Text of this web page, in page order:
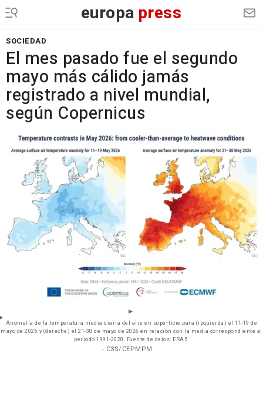
europa press
SOCIEDAD
El mes pasado fue el segundo
mayo más cálido jamás
registrado a nivel mundial,
según Copernicus
Anomalía de la temperatura media diaria del aire en superficie para (izquierda) el 11-19 de
mayo de 2026 y (derecha) el 21-30 de mayo de 2026 en relación con la media correspondiente al
periodo 1991-2020. Fuente de datos: ERA5.
- C3S/CEPMPM